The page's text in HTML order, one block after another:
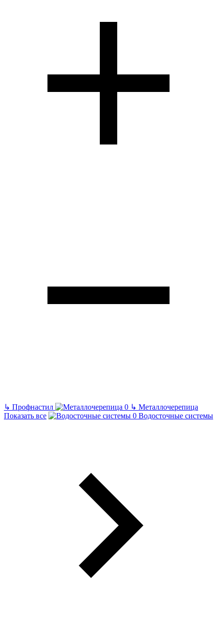
↳ Профнастил ↳ Металлочерепица
Показать все
Водосточные системы